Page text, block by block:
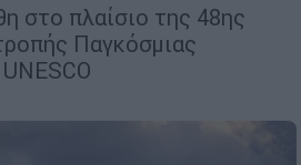
στο πλαίσιο της 48ης
Παγκόσμιας